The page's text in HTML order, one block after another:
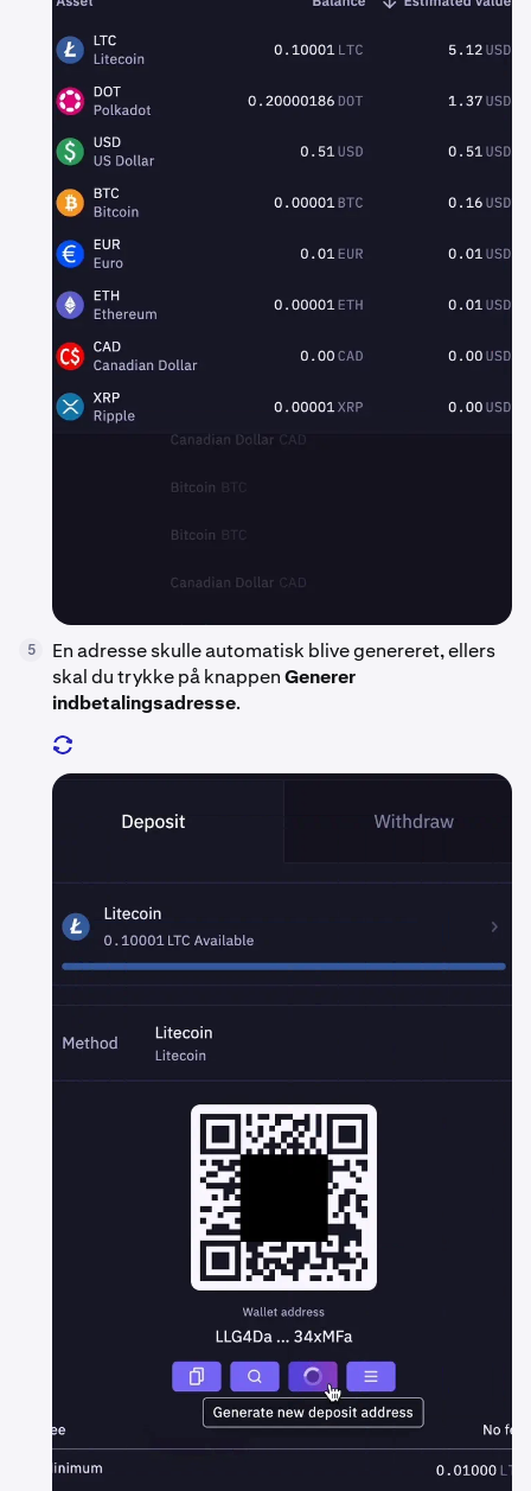
5
En adresse skulle automatisk blive genereret, ellers
skal du trykke på knappenGenerer
indbetalingsadresse.